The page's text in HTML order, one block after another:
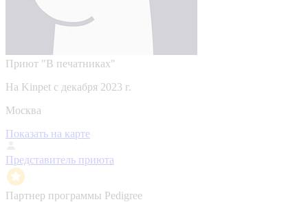
Приют "В печатниках"
На Kinpet c декабря 2023 г.
Москва
Показать на карте
Представитель приюта
Партнер программы Pedigree